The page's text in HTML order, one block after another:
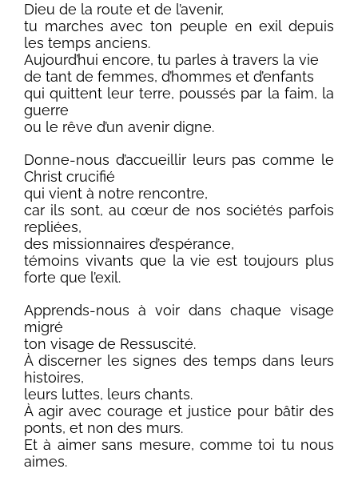
Dieu de la route et de l’avenir,
tu marches avec ton peuple en exil depuis
les temps anciens.
Aujourd’hui encore, tu parles à travers la vie
de tant de femmes, d’hommes et d’enfants
qui quittent leur terre, poussés par la faim, la
guerre
ou le rêve d’un avenir digne.
Donne-nous d’accueillir leurs pas comme le
Christ crucifié
qui vient à notre rencontre,
car ils sont, au cœur de nos sociétés parfois
repliées,
des missionnaires d’espérance,
témoins vivants que la vie est toujours plus
forte que l’exil.
Apprends-nous à voir dans chaque visage
migré
ton visage de Ressuscité.
À discerner les signes des temps dans leurs
histoires,
leurs luttes, leurs chants.
À agir avec courage et justice pour bâtir des
ponts, et non des murs.
Et à aimer sans mesure, comme toi tu nous
aimes.